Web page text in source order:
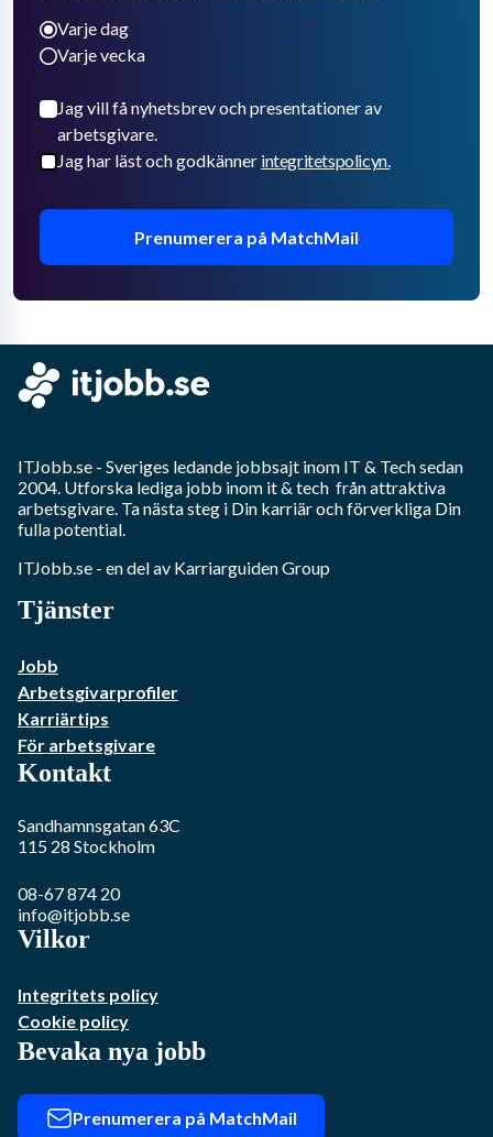
Varje dag
Varje vecka
Jag vill få nyhetsbrev och presentationer av
arbetsgivare.
Jag har läst och godkänner integritetspolicyn.
Prenumerera på MatchMail
ITJobb.se - Sveriges ledande jobbsajt inom IT & Techsedan
2004. Utforska lediga jobb inom it & tech från attraktiva
arbetsgivare. Ta nästa steg i Din karriär och förverkliga Din
fulla potential.
ITJobb.se - en del av Karriarguiden Group
Tjänster
Jobb
Arbetsgivarprofiler
Karriärtips
För arbetsgivare
Kontakt
Sandhamnsgatan 63C
115 28 Stockholm
08-67 874 20
info@itjobb.se
Vilkor
Integritets policy
Cookie policy
Bevaka nya jobb
Prenumerera på MatchMail